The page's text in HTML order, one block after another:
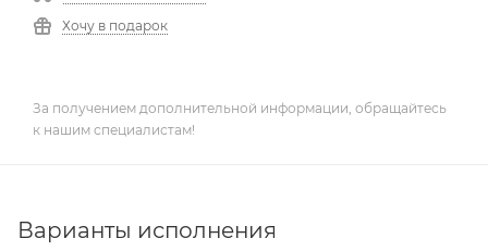
Хочу в подарок
За получением дополнительной информации, обращайтесь
к нашим специалистам!
Варианты исполнения